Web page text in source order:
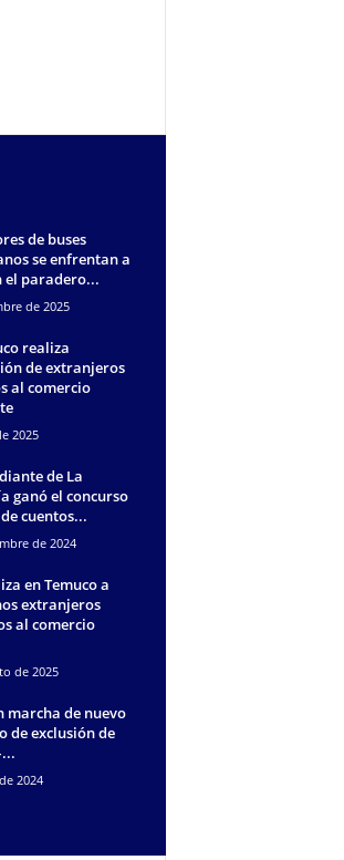
de buses
se enfrentan a
el paradero...
de 2025
realiza
de extranjeros
al comercio
2025
de La
ganó el concurso
cuentos...
de 2024
en Temuco a
extranjeros
al comercio
de 2025
marcha de nuevo
de exclusión de
2024